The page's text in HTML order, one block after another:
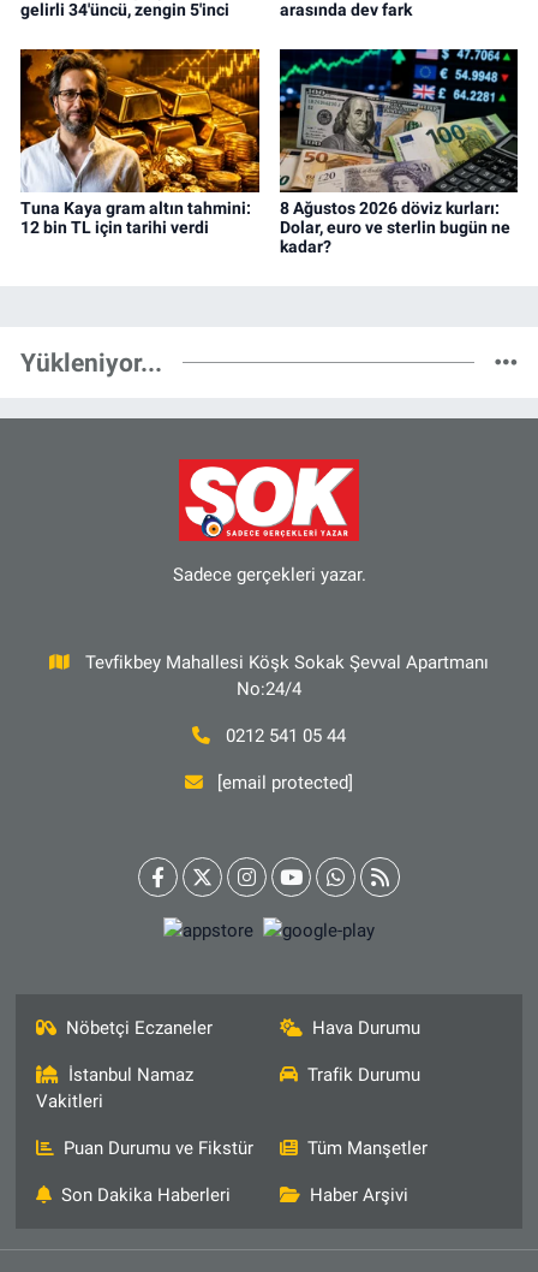
gelirli 34'üncü, zengin 5'inci
arasında dev fark
Tuna Kaya gram altın tahmini:
12 bin TL için tarihi verdi
8 Ağustos 2026 döviz kurları:
Dolar, euro ve sterlin bugün ne
kadar?
Yükleniyor...
Sadece gerçekleri yazar.
Tevfikbey Mahallesi Köşk Sokak Şevval Apartmanı
No:24/4
0212 541 05 44
[email protected]
Nöbetçi Eczaneler Hava Durumu
İstanbul Namaz
Vakitleri
Trafik Durumu
Puan Durumu ve Fikstür Tüm Manşetler
Son Dakika Haberleri Haber Arşivi